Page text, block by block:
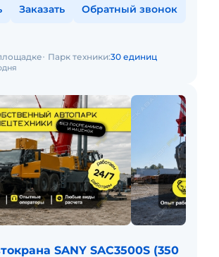
Заказать Обратный звонок
Парк техники:30 единиц
SANY SAC3500S (350